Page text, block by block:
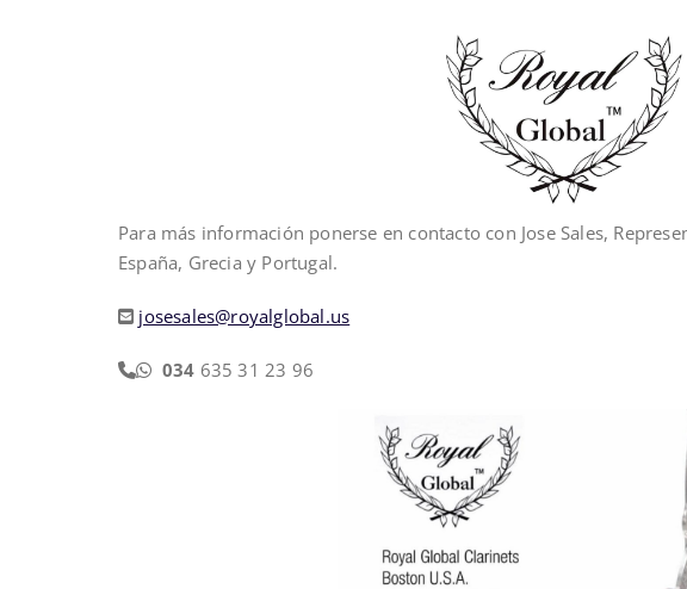
Para más información ponerse en contacto con Jose Sales,
España, Grecia y Portugal.
josesales@royalglobal.us
034 635 31 23 96